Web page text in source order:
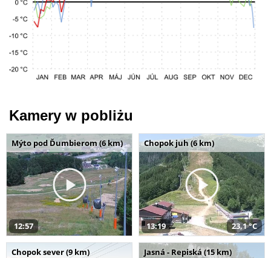
Kamery w pobliżu
Mýto pod Ďumbierom (6 km)
12:57
Chopok juh (6 km)
13:19 23,1 °C
Chopok sever (9 km) Jasná - Repiská (15 km)